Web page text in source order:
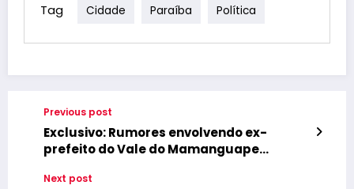
Tag Cidade Paraíba Política
Previous post
Exclusivo: Rumores envolvendo ex-
prefeito do Vale do Mamanguape
sociais da região
Next post